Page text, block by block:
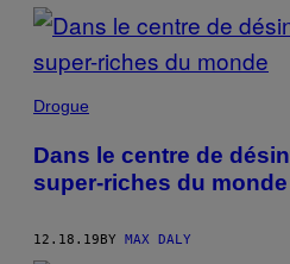
Drogue
Dans le centre de
super-riches du monde
12.18.19BY MAX DALY